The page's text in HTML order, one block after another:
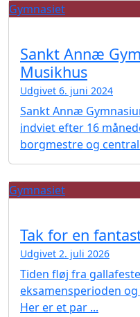
Gymnasiet
Sankt Annæ
Musikhus
Udgivet 6. juni 2024
Sankt Annæ
indviet efter 16
borgmestre og
Gymnasiet
Tak for en
Udgivet 2. juli 2026
Tiden fløj fra
eksamensperioden
Her er et par ...